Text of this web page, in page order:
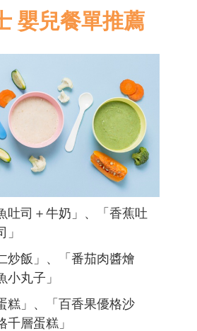
嬰兒餐單推薦
吐司＋牛奶」、「香蕉吐
炒飯」、「番茄肉醬燴
丸子」
糕」、「百香果優格沙
層蛋糕」